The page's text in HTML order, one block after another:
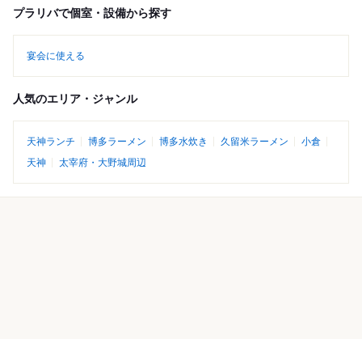
プラリバで個室・設備から探す
宴会に使える
人気のエリア・ジャンル
天神ランチ 博多ラーメン 博多水炊き 久留米ラーメン
小倉
天神
太宰府・大野城周辺